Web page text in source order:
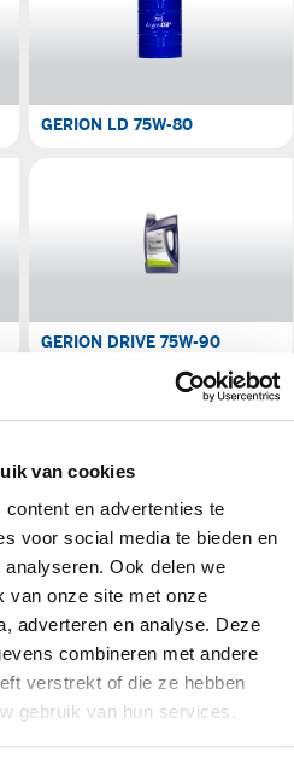
van cookies
en advertenties te
voor social media te bieden en
Ook delen we
van onze site met onze
adverteren en analyse. Deze
combineren met andere
verstrekt of die ze hebben
gebruik van hun services.
GERION LD 75W-80
GERION DRIVE 75W-90
GERION DRIVE LS 75W-140